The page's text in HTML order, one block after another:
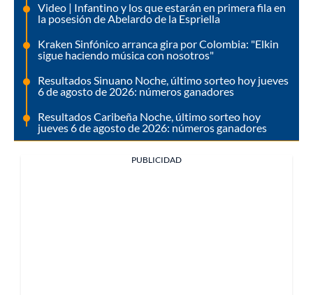
Video | Infantino y los que estarán en primera fila en
la posesión de Abelardo de la Espriella
Kraken Sinfónico arranca gira por Colombia: "Elkin
sigue haciendo música con nosotros"
Resultados Sinuano Noche, último sorteo hoy jueves
6 de agosto de 2026: números ganadores
Resultados Caribeña Noche, último sorteo hoy
jueves 6 de agosto de 2026: números ganadores
PUBLICIDAD